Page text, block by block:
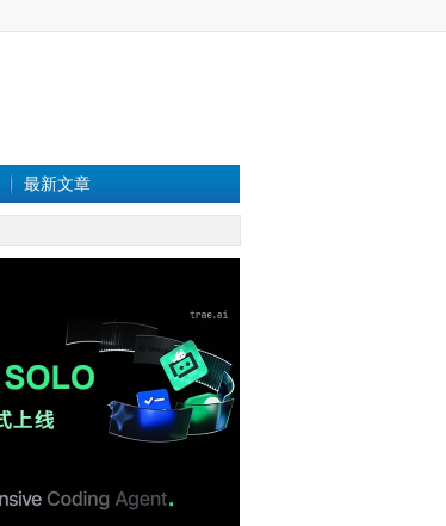
最新文章